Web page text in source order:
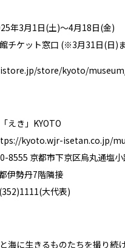
年3月1日(土)～4月18日(金)
館チケット窓口 (※3月31日(日
store/kyoto/
えき」KYOTO
kyoto.wjr-isetan.co.jp/
8555 京都市下京区烏丸通塩
伊勢丹7階隣接
大代表)
海に生きるものたちを撮り続